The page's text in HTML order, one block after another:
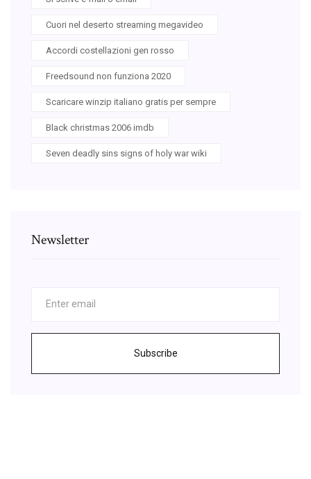
Cuori nel deserto streaming megavideo
Accordi costellazioni gen rosso
Freedsound non funziona 2020
Scaricare winzip italiano gratis per sempre
Black christmas 2006 imdb
Seven deadly sins signs of holy war wiki
Newsletter
Subscribe